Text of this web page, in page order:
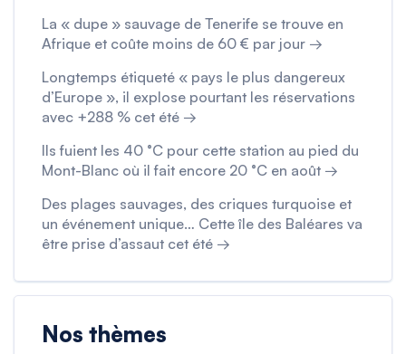
La « dupe » sauvage de Tenerife se trouve en
Afrique et coûte moins de 60 € par jour →
Longtemps étiqueté « pays le plus dangereux
d’Europe », il explose pourtant les réservations
avec +288 % cet été →
Ils fuient les 40 °C pour cette station au pied du
Mont-Blanc où il fait encore 20 °C en août →
Des plages sauvages, des criques turquoise et
un événement unique… Cette île des Baléares va
être prise d’assaut cet été →
Nos thèmes